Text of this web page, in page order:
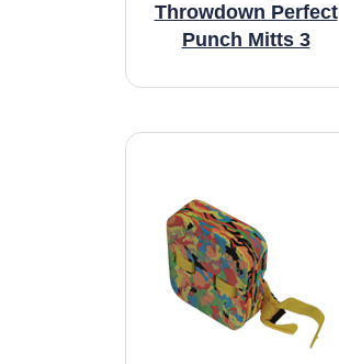
Throwdown Perfect
Punch Mitts 3